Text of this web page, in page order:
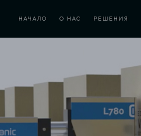
НАЧАЛО О НАС РЕШЕНИЯ